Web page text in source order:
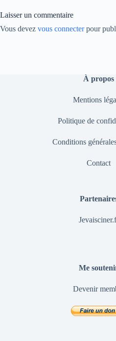
Laisser un commentaire
Vous devez vous connecterpour
À propos
Mentions
Politique de
Conditions
Contact
Me
Devenir